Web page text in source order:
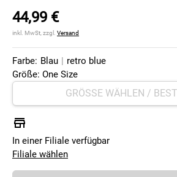
44,99 €
inkl. MwSt, zzgl. Versand
Farbe: Blau | retro blue
Größe: One Size
In einer Filiale verfügbar
Filiale wählen